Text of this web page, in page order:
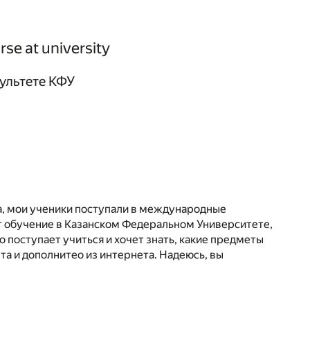
at university
КФУ
мои ученики поступали в международные
в Казанском Федеральном Университете,
учиться и хочет знать, какие предметы
и дополнитео из интернета. Надеюсь, вы